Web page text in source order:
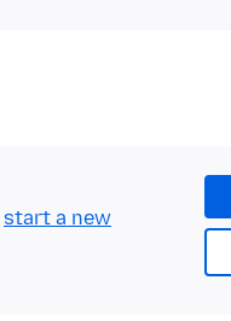
start a new